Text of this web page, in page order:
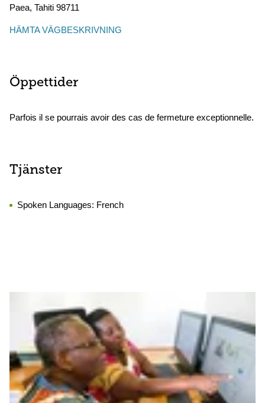
Paea, Tahiti 98711
HÄMTA VÄGBESKRIVNING
Öppettider
Parfois il se pourrais avoir des cas de fermeture exceptionnelle.
Tjänster
Spoken Languages: French